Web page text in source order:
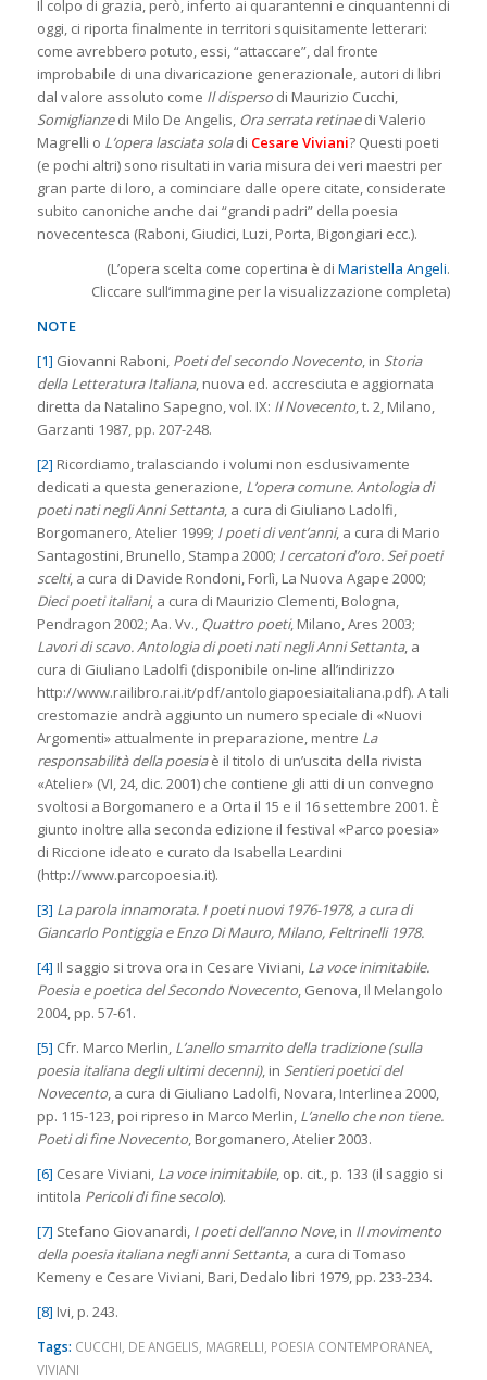
Il colpo di grazia, però, inferto ai quarantenni e cinquantenni di
oggi, ci riporta finalmente in territori squisitamente letterari:
come avrebbero potuto, essi, “attaccare”, dal fronte
improbabile di una divaricazione generazionale, autori di libri
dal valore assoluto come Il dispersodi Maurizio Cucchi,
Somiglianzedi Milo De Angelis, Ora serrata retinaedi Valerio
Magrelli o L’opera lasciata soladi Cesare Viviani? Questi poeti
(e pochi altri) sono risultati in varia misura dei veri maestri per
gran parte di loro, a cominciare dalle opere citate, considerate
subito canoniche anche dai “grandi padri” della poesia
novecentesca (Raboni, Giudici, Luzi, Porta, Bigongiari ecc.).
(L’opera scelta come copertina è diMaristella Angeli.
Cliccare sull’immagine per la visualizzazione completa)
NOTE
[1] Giovanni Raboni, Poeti del secondo Novecento, in Storia
della Letteratura Italiana, nuova ed. accresciuta e aggiornata
diretta da Natalino Sapegno, vol. IX: Il Novecento, t. 2, Milano,
Garzanti 1987, pp. 207-248.
[2] Ricordiamo, tralasciando i volumi non esclusivamente
dedicati a questa generazione, L’opera comune. Antologia di
poeti nati negli Anni Settanta, a cura di Giuliano Ladolfi,
Borgomanero, Atelier 1999; I poeti di vent’anni, a cura di Mario
Santagostini, Brunello, Stampa 2000; I cercatori d’oro. Sei poeti
scelti, a cura di Davide Rondoni, Forlì, La Nuova Agape 2000;
Dieci poeti italiani, a cura di Maurizio Clementi, Bologna,
Pendragon 2002; Aa. Vv., Quattro poeti, Milano, Ares 2003;
Lavori di scavo. Antologia di poeti nati negli Anni Settanta, a
cura di Giuliano Ladolfi (disponibile on-line all’indirizzo
http://www.railibro.rai.it/pdf/antologiapoesiaitaliana.pdf). A tali
crestomazie andrà aggiunto un numero speciale di «Nuovi
Argomenti» attualmente in preparazione, mentre La
responsabilità della poesiaè il titolo di un’uscita della rivista
«Atelier» (VI, 24, dic. 2001) che contiene gli atti di un convegno
svoltosi a Borgomanero e a Orta il 15 e il 16 settembre 2001. È
giunto inoltre alla seconda edizione il festival «Parco poesia»
di Riccione ideato e curato da Isabella Leardini
(http://www.parcopoesia.it).
[3] La parola innamorata. I poeti nuovi 1976-1978, a cura di
Giancarlo Pontiggia e Enzo Di Mauro, Milano, Feltrinelli 1978.
[4] Il saggio si trova ora in Cesare Viviani, La voce inimitabile.
Poesia e poetica del Secondo Novecento, Genova, Il Melangolo
2004, pp. 57-61.
[5] Cfr. Marco Merlin, L’anello smarrito della tradizione (sulla
poesia italiana degli ultimi decenni), in Sentieri poetici del
Novecento, a cura di Giuliano Ladolfi, Novara, Interlinea 2000,
pp. 115-123, poi ripreso in Marco Merlin, L’anello che non tiene.
Poeti di fine Novecento, Borgomanero, Atelier 2003.
[6] Cesare Viviani, La voce inimitabile, op. cit., p. 133 (il saggio si
intitola Pericoli di fine secolo).
[7] Stefano Giovanardi, I poeti dell’anno Nove, in Il movimento
della poesia italiana negli anni Settanta, a cura di Tomaso
Kemeny e Cesare Viviani, Bari, Dedalo libri 1979, pp. 233-234.
[8] Ivi, p. 243.
Tags: CUCCHI DE ANGELIS MAGRELLI POESIA CONTEMPORANEA,
VIVIANI